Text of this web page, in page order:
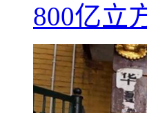
800亿立